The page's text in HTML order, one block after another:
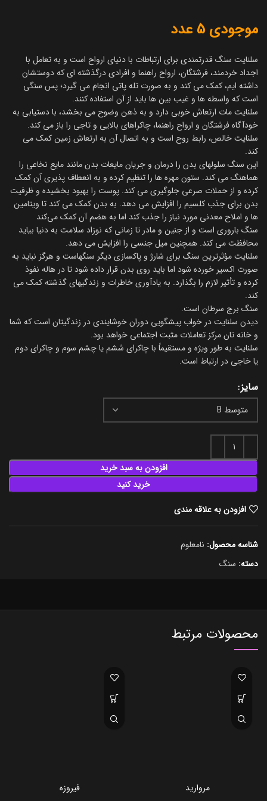
موجودی 5 عدد
سلنایت سنگ قدرتمندی برای ارتباطات با دنیای ارواح است و به تعامل با
اجداد خردمند، فرشتگان، ارواح راهنما و افرادی درگذشته ای که دوستشان
داشته ایم، کمک می کند و به صورت تله پاتی انجام می گیرد؛ پس سنگی
است که واسطه ها و غیب بین ها باید از آن استفاده کنند.
سلنایت مات ارتعاش خوبی دارد و به ذهن وضوح می بخشد، با دستیابی به
خودآگاه فرشتگان و ارواح راهنما، چاکراهای بالایی و تاجی را باز می کند.
سلنایت خالص، رابط روح است و به اتصال آن به ارتعاش زمین کمک می
کند.
این سنگ سلولهای بدن را درمان و جریان مایعات بدن مانند مایع نخاعی را
هماهنگ می کند. ستون مهره ها را تنظیم کرده و به انعطاف پذیری آن کمک
کرده و از حملات صرعی جلوگیری می کند. پوست را بهبود بخشیده و ظرفیت
بدن برای جذب کلسیم را افزایش می دهد. به بدن کمک می کند تا ویتامین
ها و املاح معدنی مورد نیاز را جذب کند اما به هضم آن کمک می‌کند
سنگ باروری است و از جنین و مادر تا زمانی که نوزاد سلامت به دنیا بیاید
محافظت می کند. همچنین میل جنسی را افزایش می دهد.
سلنایت مؤثرترین سنگ برای شارژ و پاکسازی دیگر سنگهاست و هرگز نباید به
صورت اکسیر خورده شود اما باید روی بدن قرار داده شود تا در هاله نفوذ
کرده و تأثیر لازم را بگذارد. به یادآوری خاطرات و زندگیهای گذشته کمک می
کند.
سنگ برج سرطان است.
دیدن سلنایت در خواب پیشگویی دوران خوشایندی در زندگیتان است که شما
و خانه تان مرکز تعاملات مثبت اجتماعی خواهد بود.
سلنایت به طور ویژه و مستقیماً با چاکرای ششم یا چشم سوم و چاکرای دوم
یا خاجی در ارتباط است.
سایز
افزودن به سبد خرید
خرید کنید
افزودن به علاقه مندی
شناسه محصول: نامعلوم
دسته: سنگ
محصولات مرتبط
مروارید
فیروزه